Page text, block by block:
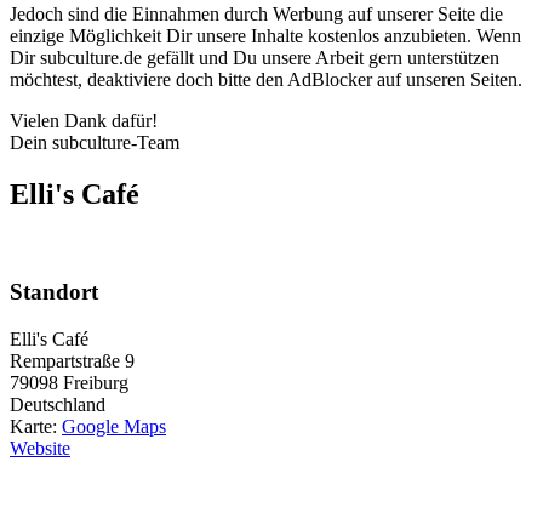
Jedoch sind die Einnahmen durch Werbung auf unserer Seite die
einzige Möglichkeit Dir unsere Inhalte kostenlos anzubieten. Wenn
Dir subculture.de gefällt und Du unsere Arbeit gern unterstützen
möchtest, deaktiviere doch bitte den AdBlocker auf unseren Seiten.
Vielen Dank dafür!
Dein subculture-Team
Elli's Café
Standort
Elli's Café
Rempartstraße 9
79098 Freiburg
Deutschland
Karte: Google Maps
Website